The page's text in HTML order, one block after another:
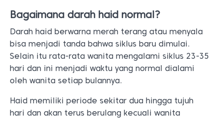
Bagaimana darah haid normal?
Darah haid berwarna merah terang atau menyala
bisa menjadi tanda bahwa siklus baru dimulai.
Selain itu rata-rata wanita mengalami siklus 23-35
hari dan ini menjadi waktu yang normal dialami
oleh wanita setiap bulannya.
Haid memiliki periode sekitar dua hingga tujuh
hari dan akan terus berulang kecuali wanita